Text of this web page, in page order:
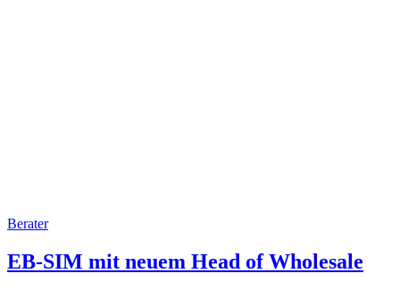
Berater
EB-SIM mit neuem Head of Wholesale